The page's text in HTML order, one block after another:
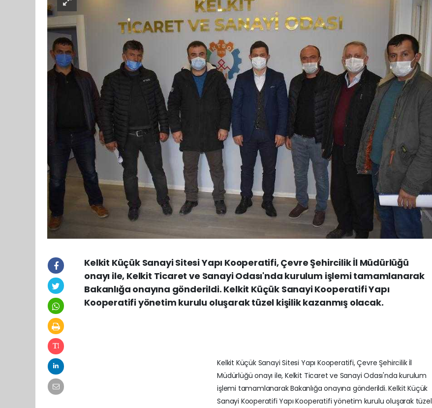
Kelkit Küçük Sanayi Sitesi Yapı Kooperatifi, Çevre Şehircilik İl Müdürlüğü
onayı ile, Kelkit Ticaret ve Sanayi Odası'nda kurulum işlemi tamamlanarak
Bakanlığa onayına gönderildi. Kelkit Küçük Sanayi Kooperatifi Yapı
Kooperatifi yönetim kurulu oluşarak tüzel kişilik kazanmış olacak.
Kelkit Küçük Sanayi Sitesi Yapı Kooperatifi, Çevre Şehircilik İl
Müdürlüğü onayı ile, Kelkit Ticaret ve Sanayi Odası'nda kurulum
işlemi tamamlanarak Bakanlığa onayına gönderildi. Kelkit Küçük
Sanayi Kooperatifi Yapı Kooperatifi yönetim kurulu oluşarak tüzel